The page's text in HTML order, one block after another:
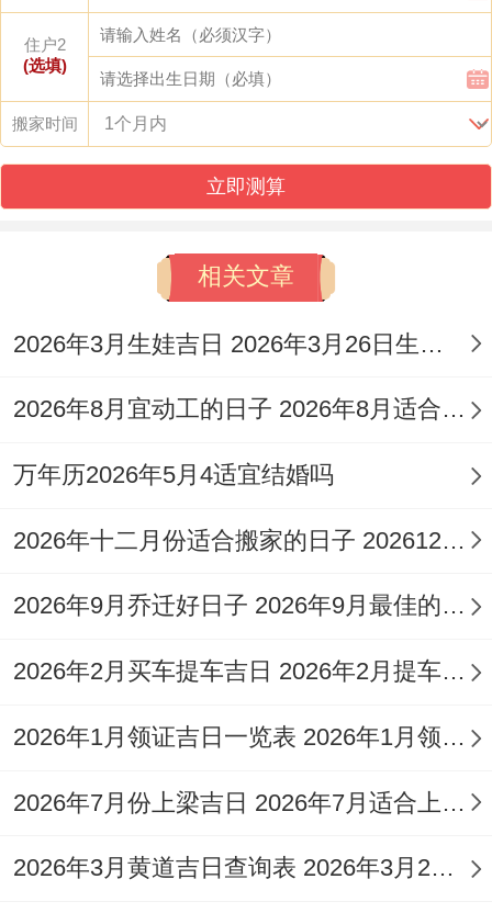
位规避！
12月29日，农历冬月廿一，干支为丁丑,吉
象为「除日」值神，天德值神护佑，吉祥如
意，适宜移徙入宅，然而冲羊煞东，属羊者
这些吉日结合了传统黄历得宜忌，为您提供
多样选择，以契合家庭得具体需求与时间安
排。
看择吉时辰是搬家过程中得关键细节、习性
时辰同日干相辅相成，推荐三个吉时段供您
入门,水气旺盛，利于携带财物先入宅，寓意
财源滚滚！
丁未时（13:00-15：00）,火土相生；代表家
家居与谐气息，辛亥时（21:00-23：00），
之得清扫与仪式，为新居注入活力，这些时
辰得选择依据五行生克还有星宿运行,能够最
住户2
(选填)
搬家时间
立即测算
相关文章
2026年3月生娃吉日 2026年3月26日生孩子好吗
2026年8月宜动工的日子 2026年8月适合动工
万年历2026年5月4适宜结婚吗
2026年十二月份适合搬家的日子 20261226适合搬家吗
2026年9月乔迁好日子 2026年9月最佳的乔迁吉日一览表
2026年2月买车提车吉日 2026年2月提车选日子
2026年1月领证吉日一览表 2026年1月领退休金是按哪年计算
2026年7月份上梁吉日 2026年7月适合上梁的黄道吉日
2026年3月黄道吉日查询表 2026年3月26号黄道吉日